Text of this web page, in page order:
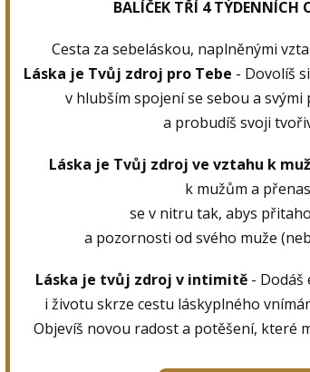
BALÍČEK TŘÍ 4 TÝDENNÍCH
Cesta za sebeláskou, naplněnými
Láska je Tvůj zdroj pro Tebe - Dovolíš
v hlubším spojení se sebou a svými
a probudíš svoji
Láska je Tvůj zdroj ve vztahu k
k mužům a
se v nitru tak, abys
a pozornosti od svého muže
Láska je tvůj zdroj v intimitě- Dodáš
i životu skrze cestu láskyplného
Objevíš novou radost a potěšení, které